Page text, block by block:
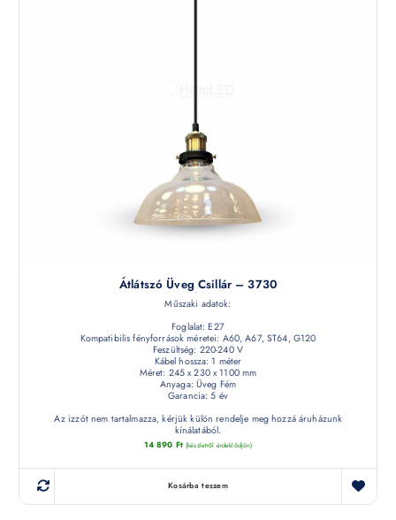
Átlátszó Üveg Csillár – 3730
Műszaki adatok:
Foglalat: E27
Kompatibilis fényforrások méretei: A60, A67, ST64, G120
Feszültség: 220-240 V
Kábel hossza: 1 méter
Méret: 245 x 230 x 1100 mm
Anyaga: Üveg Fém
Garancia: 5 év
Az izzót nem tartalmazza, kérjük külön rendelje meg hozzá áruházunk
kínálatából.
14 890 Ft (készletről érdeklődjön)
Kosárba teszem